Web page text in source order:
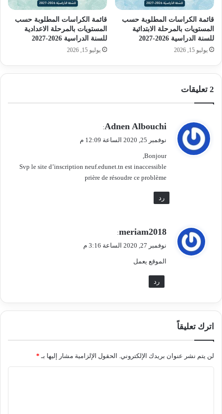
قائمة الكراسات المطلوبة حسب
المستويات بالمرحلة الابتدائية
للسنة الدراسية 2026-2027
يوليو 15, 2026
قائمة الكراسات المطلوبة حسب
المستويات بالمرحلة الاعدادية
للسنة الدراسية 2026-2027
يوليو 15, 2026
‫2 تعليقات
ي
ل
Adnen Albouchi
:
نوفمبر 25, 2020 الساعة 12:09 م
Bonjour,
Svp le site d’inscription neuf.edunet.tn est inaccessible
prière de résoudre ce problème
رد
ي
ل
meriam2018
:
نوفمبر 27, 2020 الساعة 3:16 م
الموقع يعمل
رد
اترك تعليقاً
لن يتم نشر عنوان بريدك الإلكتروني. الحقول الإلزامية مشار إليها بـ *